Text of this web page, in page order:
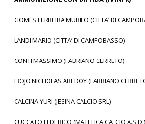
GOMES FERREIRA MURILO (CITTA’ DI
LANDI MARIO (CITTA’ DI CAMPOBASSO)
CONTI MASSIMO (FABRIANO CERRETO)
IBOJO NICHOLAS ABEDOY (FABRIANO
CALCINA YURI (JESINA CALCIO SRL)
CUCCATO FEDERICO (MATELICA CALCIO A.S.D.)